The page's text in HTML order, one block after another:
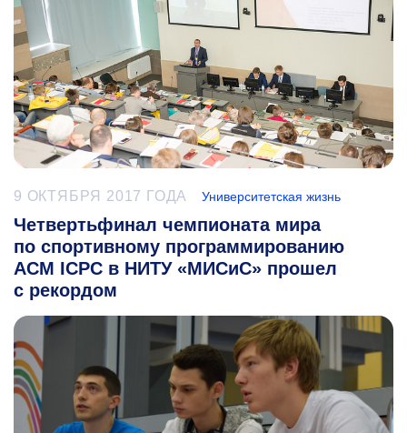
9 ОКТЯБРЯ 2017 ГОДА Университетская жизнь
Четвертьфинал чемпионата мира
по спортивному программированию
ACM ICPC в НИТУ «МИСиС» прошел
с рекордом